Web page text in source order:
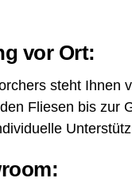
vor Ort:
steht Ihnen
Flie­sen bis zur